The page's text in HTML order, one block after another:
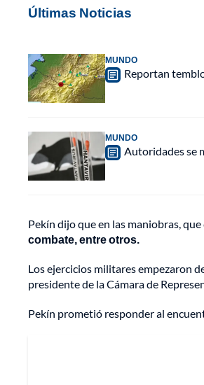
Últimas Noticias
MUNDO
Reportan
MUNDO
Autoridades se
Pekín dijo que en las maniobras,
combate, entre otros.
Los ejercicios militares empezaron
presidente de la Cámara de
Pekín prometió responder al